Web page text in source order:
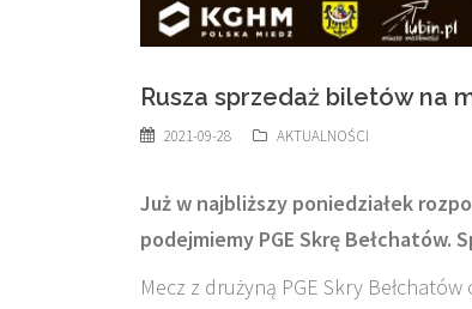
Rusza sprzedaż biletów na
2021-09-28 AKTUALNOŚCI
Już w najbliższy poniedziałek
podejmiemy PGE Skrę Bełchatów.
Mecz z drużyną PGE Skry